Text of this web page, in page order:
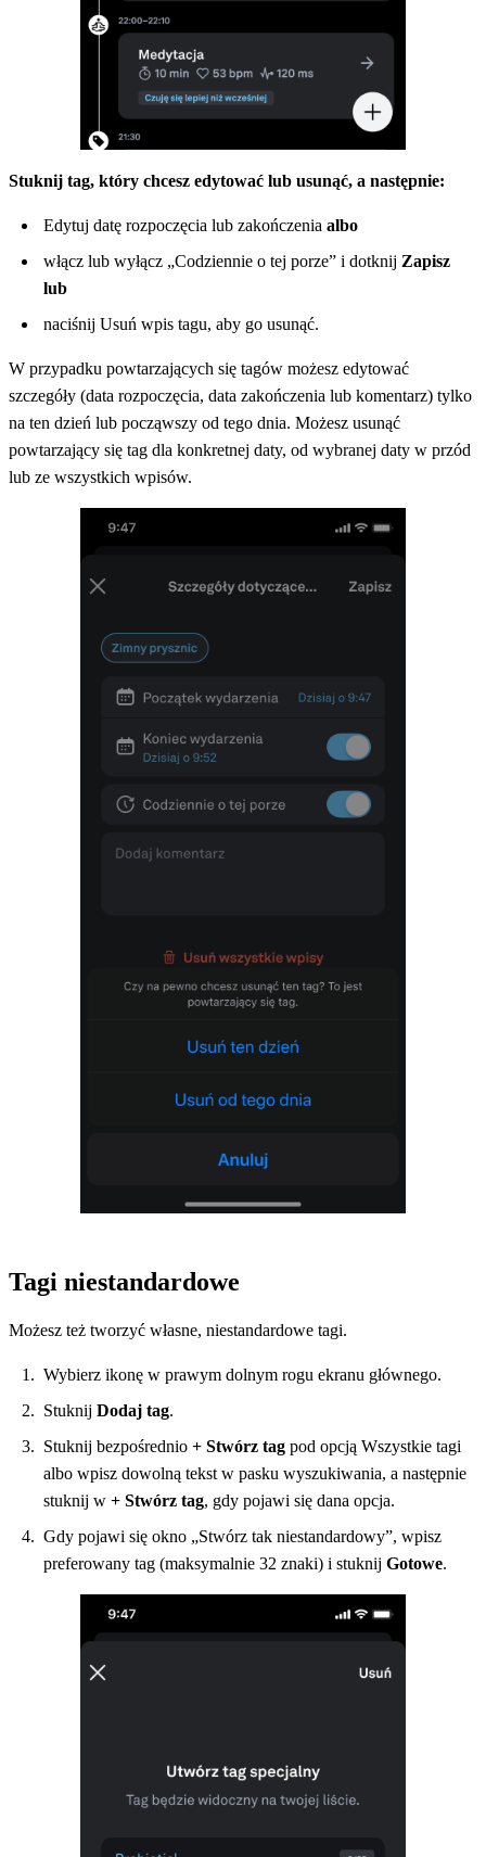
Stuknij tag, który chcesz edytować lub usunąć, a następnie:
Edytuj datę rozpoczęcia lub zakończenia albo
włącz lub wyłącz „Codziennie o tej porze” i dotknij Zapisz
lub
naciśnij Usuń wpis tagu, aby go usunąć.
W przypadku powtarzających się tagów możesz edytować
szczegóły (data rozpoczęcia, data zakończenia lub komentarz) tylko
na ten dzień lub począwszy od tego dnia. Możesz usunąć
powtarzający się tag dla konkretnej daty, od wybranej daty w przód
lub ze wszystkich wpisów.
Tagi niestandardowe
Możesz też tworzyć własne, niestandardowe tagi.
Wybierz ikonę w prawym dolnym rogu ekranu głównego.
Stuknij Dodaj tag.
Stuknij bezpośrednio + Stwórz tag pod opcją Wszystkie tagi
albo wpisz dowolną tekst w pasku wyszukiwania, a następnie
stuknij w + Stwórz tag, gdy pojawi się dana opcja.
Gdy pojawi się okno „Stwórz tak niestandardowy”, wpisz
preferowany tag (maksymalnie 32 znaki) i stuknij Gotowe.